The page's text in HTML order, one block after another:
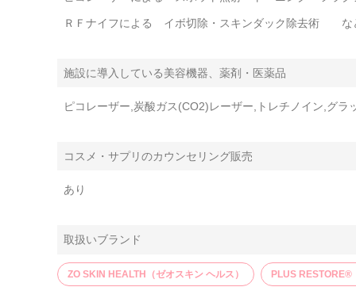
ＲＦナイフによる イボ切除・スキンダック除去術 な
施設に導入している美容機器、薬剤・医薬品
ピコレーザー,炭酸ガス(CO2)レーザー,トレチノイン,グ
コスメ・サプリのカウンセリング販売
あり
取扱いブランド
ZO SKIN HEALTH（ゼオスキン ヘルス） PLUS